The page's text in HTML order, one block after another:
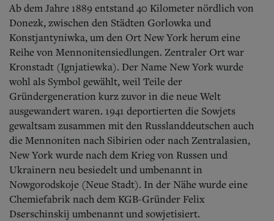
Ab dem Jahre 1889 entstand 40 Kilometer nördlich von
Donezk, zwischen den Städten Gorlowka und
Konstjantyniwka, um den Ort New York herum eine
Reihe von Mennonitensiedlungen. Zentraler Ort war
Kronstadt (Ignjatiewka). Der Name New York wurde
wohl als Symbol gewählt, weil Teile der
Gründergeneration kurz zuvor in die neue Welt
ausgewandert waren. 1941 deportierten die Sowjets
gewaltsam zusammen mit den Russlanddeutschen auch
die Mennoniten nach Sibirien oder nach Zentralasien,
New York wurde nach dem Krieg von Russen und
Ukrainern neu besiedelt und umbenannt in
Nowgorodskoje (Neue Stadt). In der Nähe wurde eine
Chemiefabrik nach dem KGB-Gründer Felix
Dserschinskij umbenannt und sowjetisiert.